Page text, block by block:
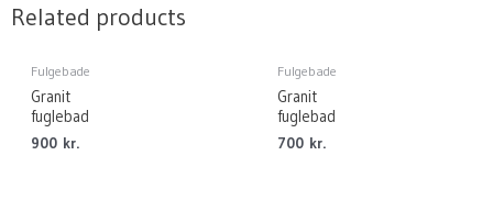
Related products
Fulgebade
Granit
fuglebad
900 kr.
Fulgebade
Granit
fuglebad
700 kr.